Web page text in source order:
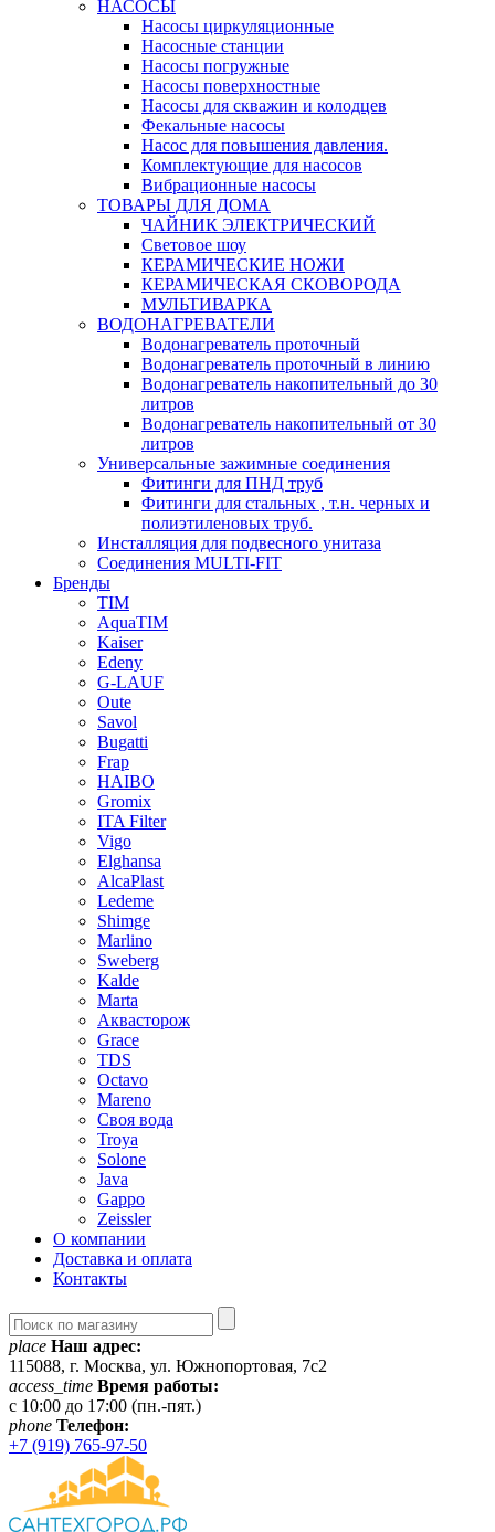
НАСОСЫ
Насосы циркуляционные
Насосные станции
Насосы погружные
Насосы поверхностные
Насосы для скважин и колодцев
Фекальные насосы
Насос для повышения давления.
Комплектующие для насосов
Вибрационные насосы
ТОВАРЫ ДЛЯ ДОМА
ЧАЙНИК ЭЛЕКТРИЧЕСКИЙ
Световое шоу
КЕРАМИЧЕСКИЕ НОЖИ
КЕРАМИЧЕСКАЯ СКОВОРОДА
МУЛЬТИВАРКА
ВОДОНАГРЕВАТЕЛИ
Водонагреватель проточный
Водонагреватель проточный в линию
Водонагреватель накопительный до 30
литров
Водонагреватель накопительный от 30
литров
Универсальные зажимные соединения
Фитинги для ПНД труб
Фитинги для стальных , т.н. черных и
полиэтиленовых труб.
Инсталляция для подвесного унитаза
Соединения MULTI-FIT
Бренды
TIM
AquaTIM
Kaiser
Edeny
G-LAUF
Oute
Savol
Bugatti
Frap
HAIBO
Gromix
ITA Filter
Vigo
Elghansa
AlcaPlast
Ledeme
Shimge
Marlino
Sweberg
Kalde
Marta
Аквасторож
Grace
TDS
Octavo
Mareno
Своя вода
Troya
Solone
Java
Gappo
Zeissler
О компании
Доставка и оплата
Контакты
place Наш адрес:
115088, г. Москва, ул. Южнопортовая, 7с2
access_time Время работы:
c 10:00 до 17:00 (пн.-пят.)
phone Телефон:
+7 (919) 765-97-50